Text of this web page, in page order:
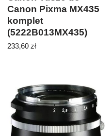
Canon Pixma MX435
komplet
(5222B013MX435)
233,60 zł